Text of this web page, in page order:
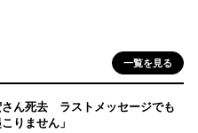
一覧を見る
ん死去 ラストメッセージでも
りません」